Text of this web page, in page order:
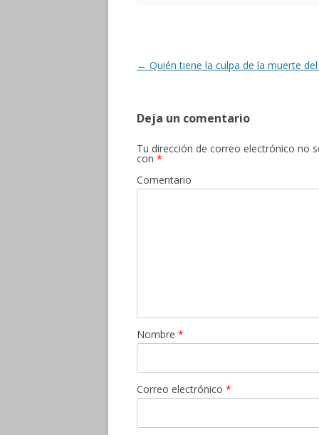
k r
Navegación
← Quién tiene la culpa de la muerte
Deja un comentario
Tu dirección de correo electrónico no
con *
Comentario
Nombre *
Correo electrónico *